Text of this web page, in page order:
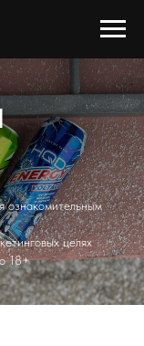
ознакомительным
целях
18+